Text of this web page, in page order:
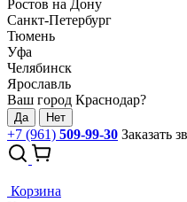
Ростов на Дону
Санкт-Петербург
Тюмень
Уфа
Челябинск
Ярославль
Ваш город Краснодар?
Да Нет
+7 (961) 509-99-30 Заказать
Корзина